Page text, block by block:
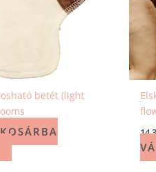
betét (light
KOSÁRBA
14